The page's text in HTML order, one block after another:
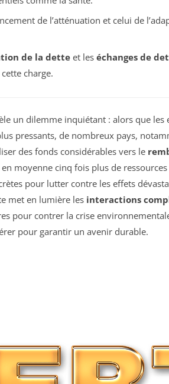
de l’atténuation et celui de
de la detteet les échanges de
charge.
un dilemme inquiétant : alors que les
pressants, de nombreux pays,
des fonds considérables vers le
moyenne cinq fois plus de
pour lutter contre les effets
met en lumière les interactions
pour contrer la crise
pour garantir un avenir durable.